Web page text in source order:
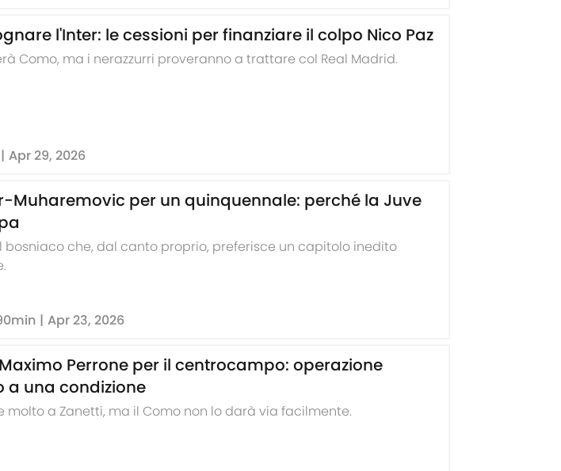
l'Inter: le cessioni per finanziare il colpo Nico Paz
Como, ma i nerazzurri proveranno a trattare col Real Madrid.
| Apr 29, 2026
Muharemovic per un quinquennale: perché la Juve
bosniaco che, dal canto proprio, preferisce un capitolo inedito
| Apr 23, 2026
Perrone per il centrocampo: operazione
a una condizione
molto a Zanetti, ma il Como non lo darà via facilmente.